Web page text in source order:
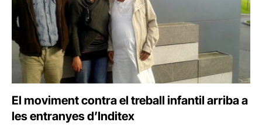
El moviment contra el treball infantil arriba a
les entranyes d’Inditex